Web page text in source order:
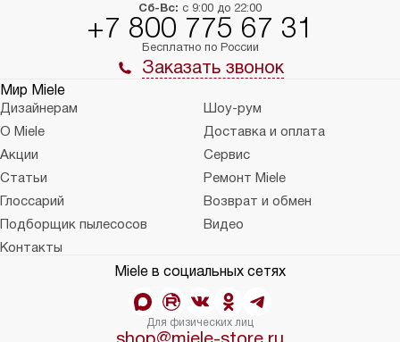
Сб-Вс: с 9:00 до 22:00
+7 800 775 67 31
Бесплатно по России
Заказать звонок
Мир Miele
Дизайнерам
Шоу-рум
О Miele
Доставка и оплата
Акции
Сервис
Статьи
Ремонт Miele
Глоссарий
Возврат и обмен
Подборщик пылесосов
Видео
Контакты
Miele в социальных сетях
Для физических лиц